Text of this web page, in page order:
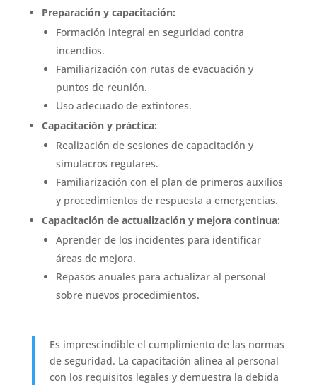
Preparación y capacitación:
Formación integral en seguridad contra
incendios.
Familiarización con rutas de evacuación y
puntos de reunión.
Uso adecuado de extintores.
Capacitación y práctica:
Realización de sesiones de capacitación y
simulacros regulares.
Familiarización con el plan de primeros auxilios
y procedimientos de respuesta a emergencias.
Capacitación de actualización y mejora continua:
Aprender de los incidentes para identificar
áreas de mejora.
Repasos anuales para actualizar al personal
sobre nuevos procedimientos.
Es imprescindible el cumplimiento de las normas
de seguridad. La capacitación alinea al personal
con los requisitos legales y demuestra la debida